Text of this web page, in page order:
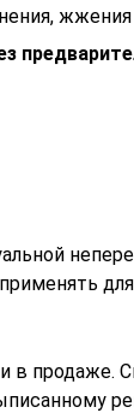
жжения
в продаже.